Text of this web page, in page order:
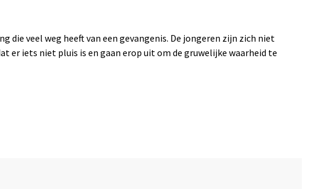
die veel weg heeft van een gevangenis. De jongeren zijn zich niet
er iets niet pluis is en gaan erop uit om de gruwelijke waarheid te